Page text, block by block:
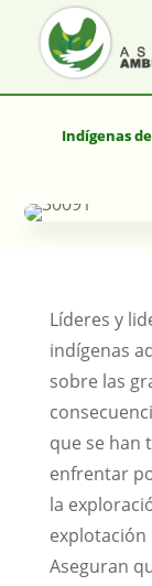
Indígenas
Líderes y
indígenas
sobre las
que se han
enfrentar
la
Aseguran